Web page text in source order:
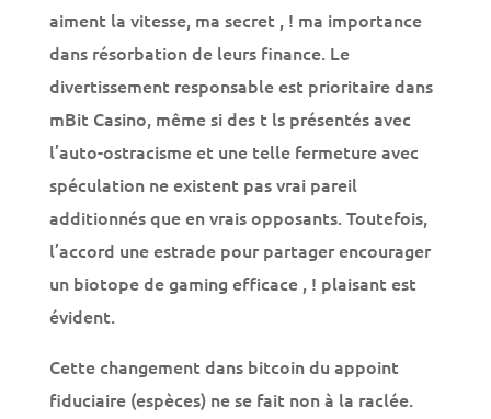
aiment la vitesse, ma secret , ! ma importance
dans résorbation de leurs finance. Le
divertissement responsable est prioritaire dans
mBit Casino, même si des t ls présentés avec
l’auto-ostracisme et une telle fermeture avec
spéculation ne existent pas vrai pareil
additionnés que en vrais opposants. Toutefois,
l’accord une estrade pour partager encourager
un biotope de gaming efficace , ! plaisant est
évident.
Cette changement dans bitcoin du appoint
fiduciaire (espèces) ne se fait non à la raclée.